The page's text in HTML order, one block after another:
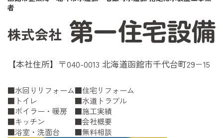
者
【本社住所】〒040-0013 北海道函館市千代台町29−15
水回りリフォーム
トイレ
ボイラー・暖房
キッチン
浴室・洗面台
住宅リフォーム
水道トラブル
施工実績
会社概要
無料相談